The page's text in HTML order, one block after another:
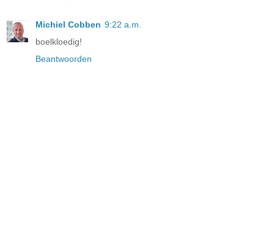
Michiel Cobben 9:22 a.m.
boelkloedig!
Beantwoorden